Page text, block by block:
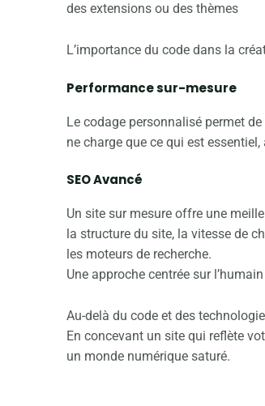
des extensions ou des thèmes
L’importance du code dans la
Performance sur-mesure
Le codage personnalisé permet
ne charge que ce qui est
SEO Avancé
Un site sur mesure offre une
la structure du site, la vitesse de
les moteurs de recherche.
Une approche centrée sur l’humain
Au-delà du code et des
En concevant un site qui reflète
un monde numérique saturé.